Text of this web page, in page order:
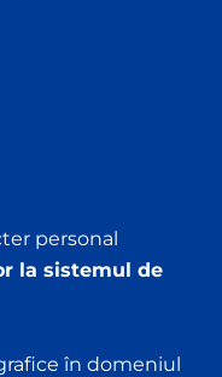
personal
la sistemul de
în domeniul